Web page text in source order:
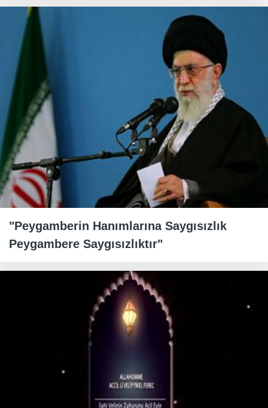
"Peygamberin Hanımlarına Saygısızlık
Peygambere Saygısızlıktır"